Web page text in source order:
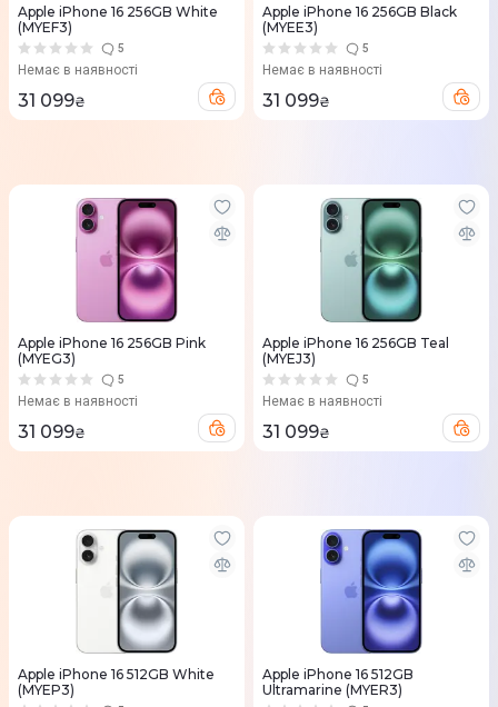
Apple iPhone 16 256GB White
(MYEF3)
5
Немає в наявності
31 099₴
Apple iPhone 16 256GB Black
(MYEE3)
5
Немає в наявності
31 099₴
Apple iPhone 16 256GB Pink
(MYEG3)
5
Немає в наявності
31 099₴
Apple iPhone 16 256GB Teal
(MYEJ3)
5
Немає в наявності
31 099₴
Apple iPhone 16 512GB White
(MYEP3)
Apple iPhone 16 512GB
Ultramarine (MYER3)